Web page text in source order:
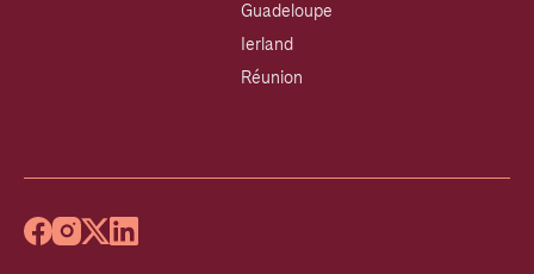
Guadeloupe
Ierland
Réunion